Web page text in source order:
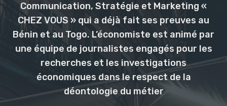
Communication, Stratégie et Marketing «
CHEZ VOUS » qui a déjà fait ses preuves au
Bénin et au Togo. L’économiste est animé par
une équipe de journalistes engagés pour les
recherches et les investigations
économiques dans le respect de la
déontologie du métier